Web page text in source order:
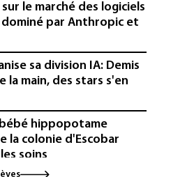
le marché des logiciels
par Anthropic et
sa division IA: Demis
la main, des stars s'en
hippopotame
la colonie d'Escobar
soins